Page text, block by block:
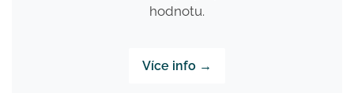
hodnotu.
Více info →